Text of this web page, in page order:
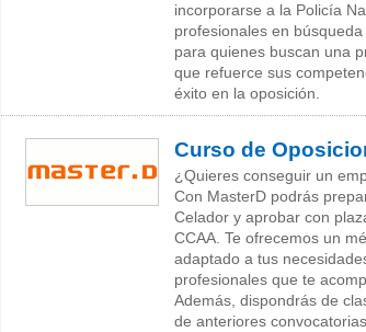
incorporarse a la Policía
profesionales en
para quienes buscan una
que refuerce sus
éxito en la oposición.
Curso de
¿Quieres conseguir un
Con MasterD podrás
Celador y aprobar con
CCAA. Te ofrecemos un
adaptado a tus
profesionales que te
Además, dispondrás de
de anteriores